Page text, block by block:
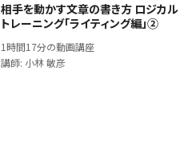
相手を動かす文章の書き方 ロジカル
トレーニング「ライティング編」②
1時間17分の動画講座
講師: 小林 敏彦